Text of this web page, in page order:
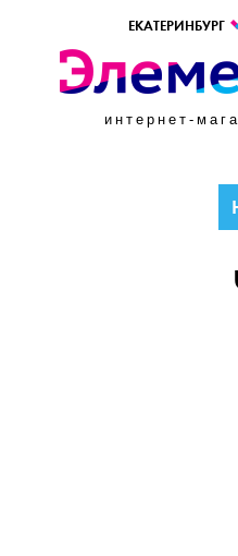
ЕКАТЕРИНБУРГ
интернет-